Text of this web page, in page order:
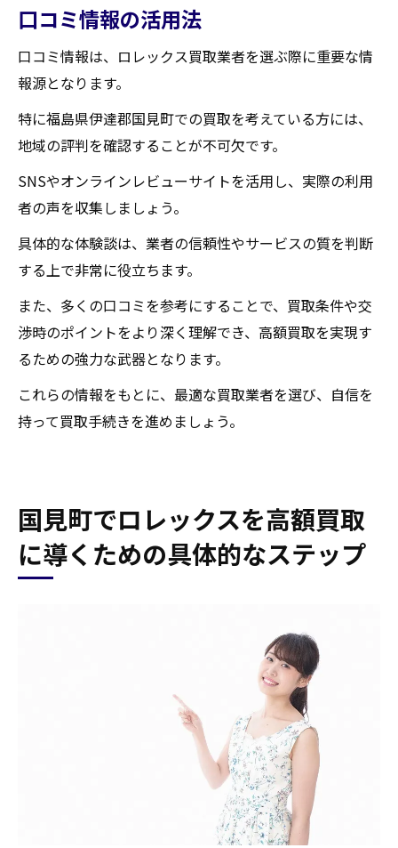
口コミ情報の活用法
口コミ情報は、ロレックス買取業者を選ぶ際に重要な情
報源となります。
特に福島県伊達郡国見町での買取を考えている方には、
地域の評判を確認することが不可欠です。
SNSやオンラインレビューサイトを活用し、実際の利用
者の声を収集しましょう。
具体的な体験談は、業者の信頼性やサービスの質を判断
する上で非常に役立ちます。
また、多くの口コミを参考にすることで、買取条件や交
渉時のポイントをより深く理解でき、高額買取を実現す
るための強力な武器となります。
これらの情報をもとに、最適な買取業者を選び、自信を
持って買取手続きを進めましょう。
国見町でロレックスを高額買取
に導くための具体的なステップ